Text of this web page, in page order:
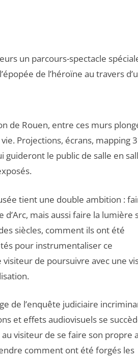
un parcours-spectacle
de l’héroïne au travers
de Rouen, entre ces murs
Projections, écrans, mapping
le public de salle en
tient une double ambition :
d’Arc, mais aussi faire la lumière
siècles, comment ils ont été
pour instrumentaliser ce
de poursuivre avec une
de l’enquête judiciaire
et effets audiovisuels se
visiteur de se faire son propre
comment ont été forgés les